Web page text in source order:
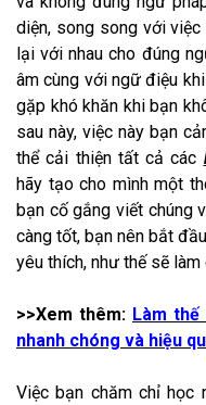
diện, song song với
lại với nhau cho đúng
âm cùng với ngữ điệu
gặp khó khăn khi bạn
sau này, việc này bạn
thể cải thiện tất cả các
hãy tạo cho mình một
bạn cố gắng viết chúng
càng tốt, bạn nên bắt
yêu thích, như thế sẽ
>>Xem thêm: Làm
nhanh chóng và hiệu
Việc bạn chăm chỉ học